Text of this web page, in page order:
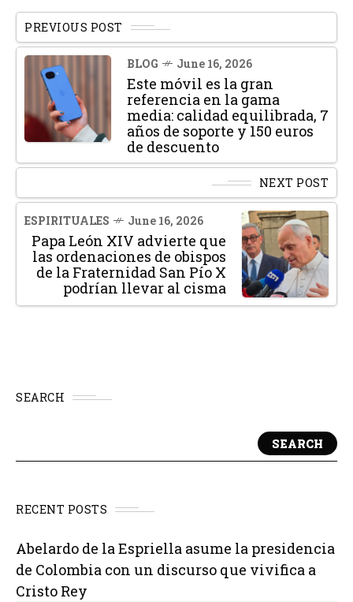
PREVIOUS POST
BLOG June 16, 2026
Este móvil es la gran
referencia en la gama
media: calidad equilibrada, 7
años de soporte y 150 euros
de descuento
NEXT POST
ESPIRITUALES June 16, 2026
Papa León XIV advierte que
las ordenaciones de obispos
de la Fraternidad San Pío X
podrían llevar al cisma
SEARCH
SEARCH
RECENT POSTS
Abelardo de la Espriella asume la presidencia
de Colombia con un discurso que vivifica a
Cristo Rey